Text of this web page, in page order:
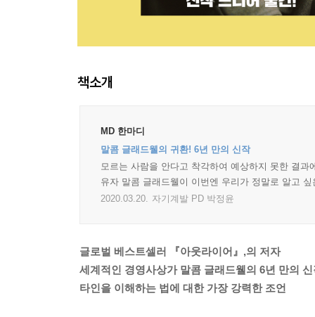
책소개
MD 한마디
말콤 글래드웰의 귀환! 6년 만의 신작
모르는 사람을 안다고 착각하여 예상하지 못한 결
유자 말콤 글래드웰이 이번엔 우리가 정말로 알고
2020.03.20. 자기계발 PD 박정윤
글로벌 베스트셀러 『아웃라이어』,의 저자
세계적인 경영사상가 말콤 글래드웰의 6년 만의
타인을 이해하는 법에 대한 가장 강력한 조언